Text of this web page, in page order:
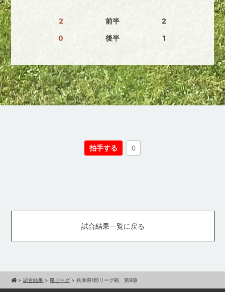
2
0
前半
後半
2
1
拍手する 0
試合結果一覧に戻る
>試合結果 > 県リーグ >兵庫県1部リーグ戦 第9節